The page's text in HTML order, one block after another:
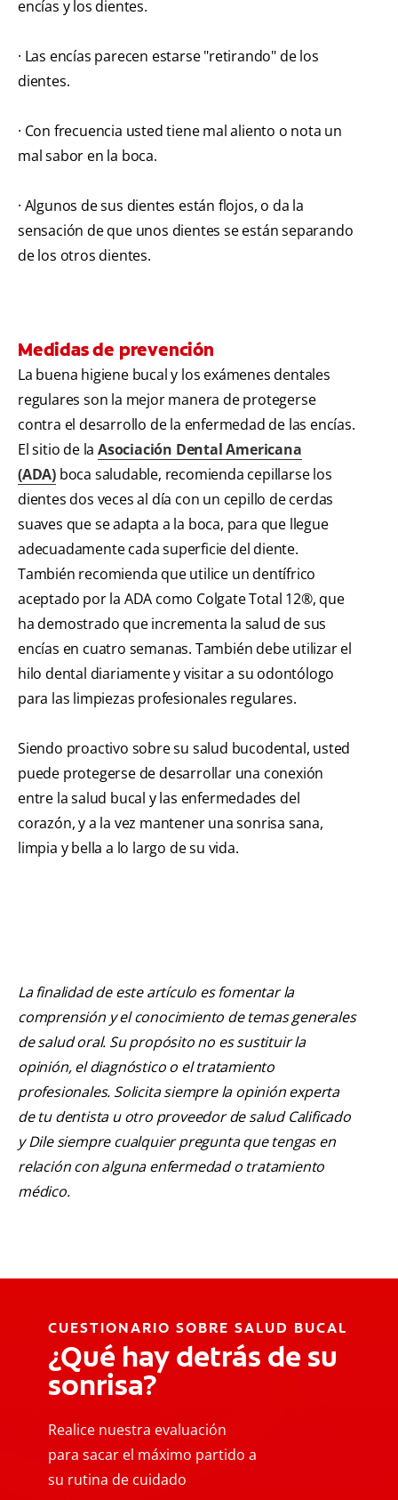
encías y los dientes.
· Las encías parecen estarse "retirando" de los
dientes.
· Con frecuencia usted tiene mal aliento o nota un
mal sabor en la boca.
· Algunos de sus dientes están flojos, o da la
sensación de que unos dientes se están separando
de los otros dientes.
Medidas de prevención
La buena higiene bucal y los exámenes dentales
regulares son la mejor manera de protegerse
contra el desarrollo de la enfermedad de las encías.
El sitio de laAsociación Dental Americana
(ADA) boca saludable, recomienda cepillarse los
dientes dos veces al día con un cepillo de cerdas
suaves que se adapta a la boca, para que llegue
adecuadamente cada superficie del diente.
También recomienda que utilice un dentífrico
aceptado por la ADA como Colgate Total 12®, que
ha demostrado que incrementa la salud de sus
encías en cuatro semanas. También debe utilizar el
hilo dental diariamente y visitar a su odontólogo
para las limpiezas profesionales regulares.
Siendo proactivo sobre su salud bucodental, usted
puede protegerse de desarrollar una conexión
entre la salud bucal y las enfermedades del
corazón, y a la vez mantener una sonrisa sana,
limpia y bella a lo largo de su vida.
La finalidad de este artículo es fomentar la
comprensión y el conocimiento de temas generales
de salud oral. Su propósito no es sustituir la
opinión, el diagnóstico o el tratamiento
profesionales. Solicita siempre la opinión experta
de tu dentista u otro proveedor de salud Calificado
y Dile siempre cualquier pregunta que tengas en
relación con alguna enfermedad o tratamiento
médico.
CUESTIONARIO SOBRE SALUD BUCAL
¿Qué hay detrás de su
sonrisa?
Realice nuestra evaluación
para sacar el máximo partido a
su rutina de cuidado